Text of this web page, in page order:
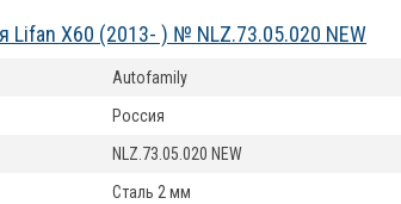
Lifan X60 (2013- ) № NLZ.73.05.020 NEW
Autofamily
Россия
NLZ.73.05.020 NEW
Сталь 2 мм